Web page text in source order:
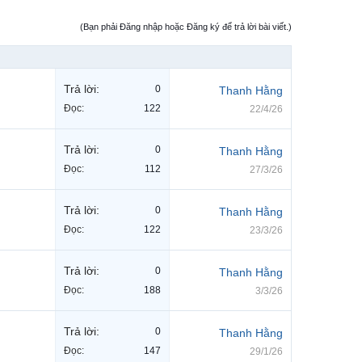
(Bạn phải Đăng nhập hoặc Đăng ký để trả lời bài viết.)
Trả lời:
0
Đọc:
122
Thanh Hằng
22/4/26
Trả lời:
0
Đọc:
112
Thanh Hằng
27/3/26
Trả lời:
0
Đọc:
122
Thanh Hằng
23/3/26
Trả lời:
0
Đọc:
188
Thanh Hằng
3/3/26
Trả lời:
0
Đọc:
147
Thanh Hằng
29/1/26